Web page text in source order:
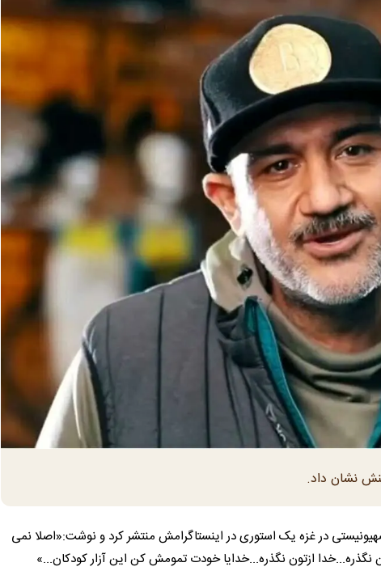
نشان داد.
در غزه یک استوری در اینستاگرامش منتشر کرد و نوشت:«اصلا نمی
نگذره...خدا ازتون نگذره...خدایا خودت تمومش کن این آزار کودکان...»